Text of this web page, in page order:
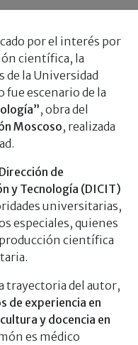
por el interés por
científica, la
de la Universidad
escenario de la
, obra del
Moscoso, realizada
Dirección de
y Tecnología (DICIT)
universitarias,
especiales, quienes
científica
trayectoria del autor,
de experiencia en
y docencia en
es médico